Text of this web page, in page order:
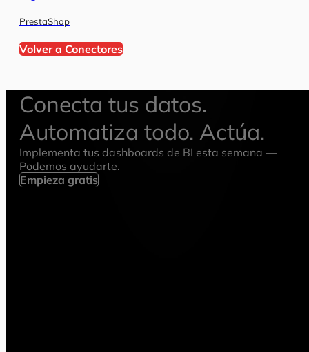
PrestaShop
Volver a Conectores
Conecta tus datos.
Automatiza todo. Actúa.
Implementa tus dashboards de BI esta semana —
Podemos ayudarte.
Empieza gratis